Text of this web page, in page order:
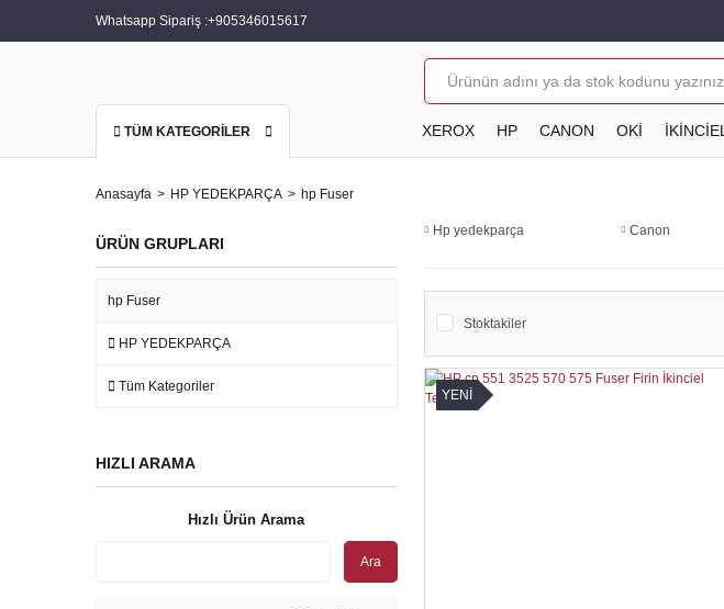
Whatsapp Sipariş :+905346015617
TÜM KATEGORİLER XEROX HP CANON OKİ İKİNCİEL
Anasayfa HP YEDEKPARÇA hp Fuser
ÜRÜN GRUPLARI
hp Fuser
HP YEDEKPARÇA
Tüm Kategoriler
HIZLI ARAMA
Hızlı Ürün Arama
Ara
Hp yedekparça Canon
Stoktakiler
YENİ